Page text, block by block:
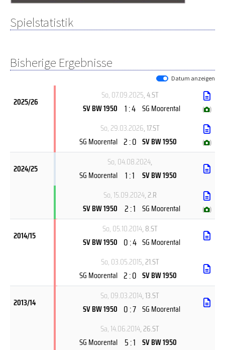
Spielstatistik
Bisherige Ergebnisse
Datum anzeigen
2025/26
So, 07.09.2025, 4.ST
SV BW 1950 1 : 4 SG Moorental ( )
So, 29.03.2026, 17.ST
SG Moorental 2 : 0 SV BW 1950 ( )
2024/25
So, 04.08.2024,
SG Moorental 1 : 1
SV BW 1950
So, 15.09.2024, 2.R
SV BW 1950 2 : 1 SG Moorental ( )
2014/15
So, 05.10.2014, 8.ST
SV BW 1950 0 : 4 SG Moorental
So, 03.05.2015, 21.ST
SG Moorental 2 : 0 SV BW 1950
2013/14
So, 09.03.2014, 13.ST
SV BW 1950 0 : 7 SG Moorental
Sa, 14.06.2014, 26.ST
SG Moorental 5 : 1 SV BW 1950